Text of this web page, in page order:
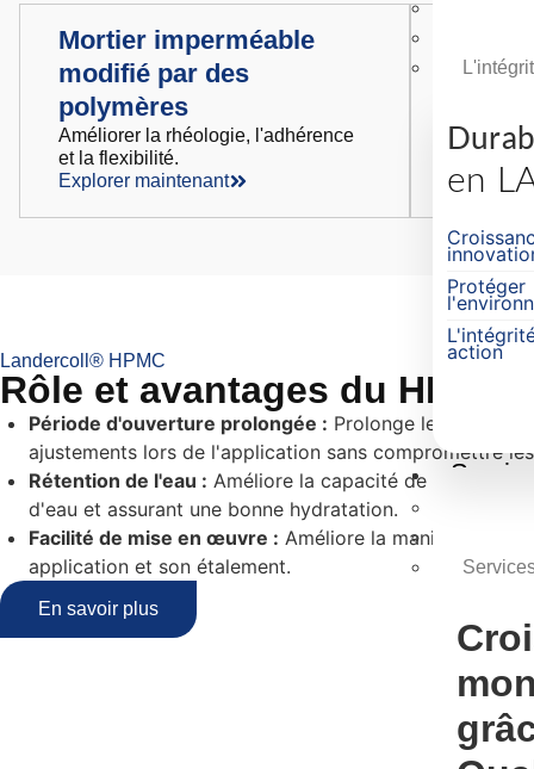
en
Protéger
action
Mortier imperméable
modifié par des
polymères
Améliorer la rhéologie, l'adhérence
et la flexibilité.
Explorer maintenant
base
la
l'eau.
Explorer
Landercoll® HPMC
Rôle et avantages du HPMC
Période d'ouverture prolongée : Prolonge le temps
ajustements lors de l'application sans compromettre
Rétention de l'eau : Améliore la capacité de rétention
d'eau et assurant une bonne hydratation.
Facilité de mise en œuvre : Améliore la maniabilité et
application et son étalement.
En savoir plus